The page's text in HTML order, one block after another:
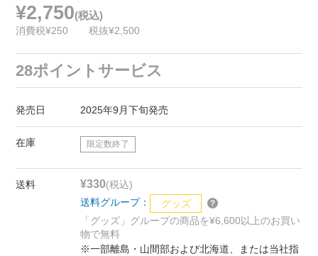
¥2,750(税込)
消費税¥250 税抜¥2,500
28ポイントサービス
発売日 2025年9月下旬発売
在庫 限定数終了
送料 ¥330(税込)
送料グループ：
グッズ
「グッズ」グループの商品を¥6,600以上のお買い
物で無料
※一部離島・山間部および北海道、または当社指